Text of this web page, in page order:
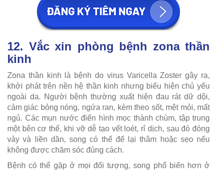
12. Vắc xin phòng bệnh zona thần
kinh
Zona thần kinh là bệnh do virus Varicella Zoster gây ra,
khởi phát trên nền hệ thần kinh nhưng biểu hiện chủ yếu
ngoài da. Người bệnh thường xuất hiện đau rát dữ dội,
cảm giác bỏng nóng, ngứa ran, kèm theo sốt, mệt mỏi, mất
ngủ. Các mụn nước điển hình mọc thành chùm, tập trung
một bên cơ thể, khi vỡ dễ tạo vết loét, rỉ dịch, sau đó đóng
vảy và liền dần, song có thể để lại thâm hoặc sẹo nếu
không được chăm sóc đúng cách.
Bệnh có thể gặp ở mọi đối tượng, song phổ biến hơn ở